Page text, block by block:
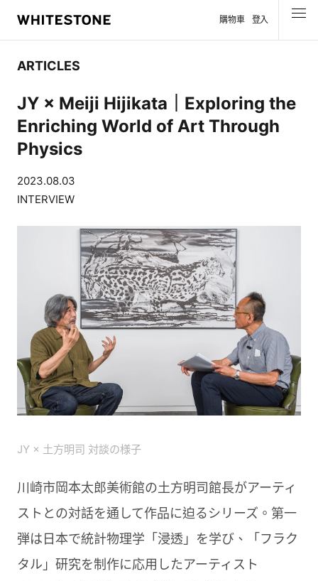
購物車 登入
ARTICLES
JY × Meiji Hijikata｜Exploring the
Enriching World of Art Through
Physics
2023.08.03
INTERVIEW
JY × 土方明司 対談の様子
川崎市岡本太郎美術館の土方明司館長がアーティ
ストとの対話を通して作品に迫るシリーズ。第一
弾は日本で統計物理学「浸透」を学び、「フラク
タル」研究を制作に応用したアーティスト